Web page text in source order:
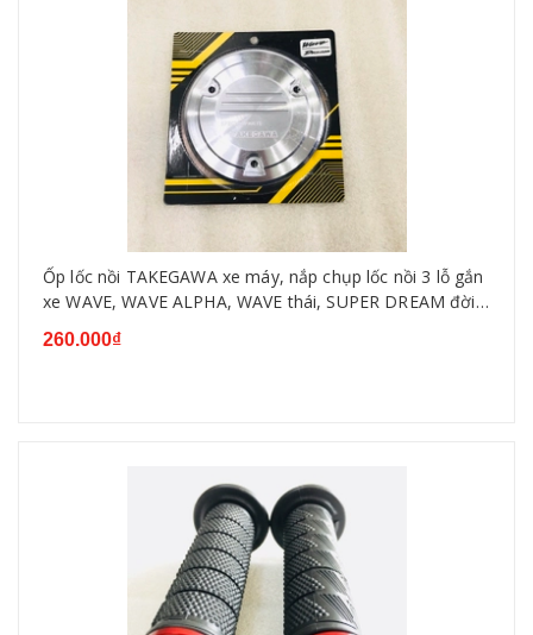
Ốp lốc nồi TAKEGAWA xe máy, nắp chụp lốc nồi 3 lỗ gắn
xe WAVE, WAVE ALPHA, WAVE thái, SUPER DREAM đời
260.000₫